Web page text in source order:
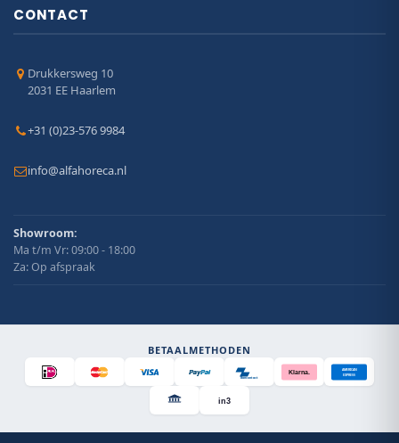
CONTACT
Drukkersweg 10
2031 EE Haarlem
+31 (0)23-576 9984
info@alfahoreca.nl
Showroom:
Ma t/m Vr: 09:00 - 18:00
Za: Op afspraak
BETAALMETHODEN
Bancontact
Klarna.
AMERICAN
EXPRESS
in3